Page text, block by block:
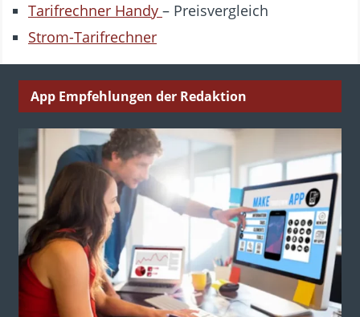
Tarifrechner Handy – Preisvergleich
Strom-Tarifrechner
App Empfehlungen der Redaktion